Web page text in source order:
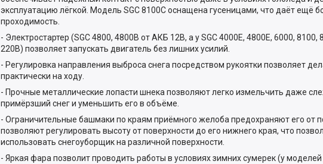
эксплуатацию лёгкой. Модель SGC 8100C оснащена гусеницами, что даёт ещё
проходимость.
- Электростартер (SGC 4800, 4800В от АКБ 12В, а у SGC 4000E, 4800E, 6000, 8100,
220В) позволяет запускать двигатель без лишних усилий.
- Регулировка направления выброса снега посредством рукоятки позволяет
практически на ходу.
- Прочные металлические лопасти шнека позволяют легко измельчить даже
примёрзший снег и уменьшить его в объёме.
- Ограничительные башмаки по краям приёмного желоба предохраняют его от
позволяют регулировать высоту от поверхности до его нижнего края, что
использовать снегоуборщик на различной поверхности.
- Яркая фара позволит проводить работы в условиях зимних сумерек (у моделей